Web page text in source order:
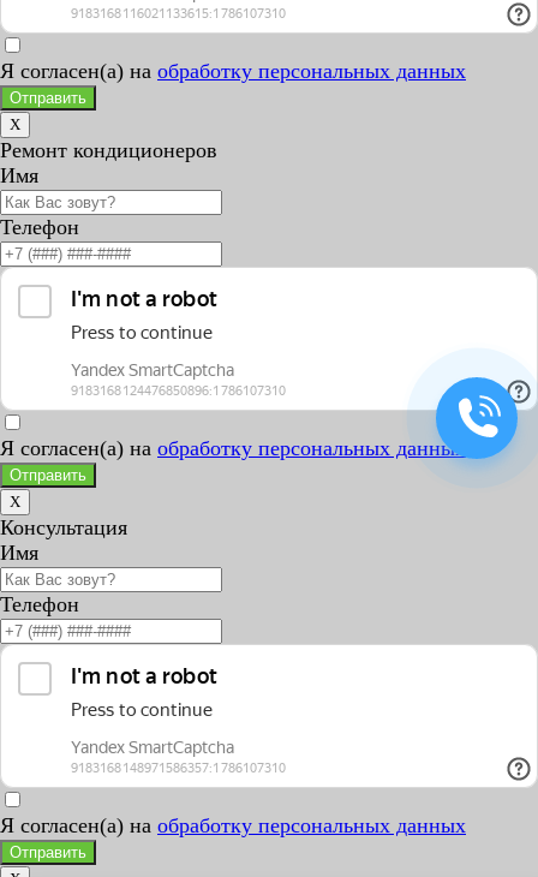
Я согласен(а) на обработку персональных данных
Отправить
X
Ремонт кондиционеров
Имя
Телефон
Я согласен(а) на обработку персональных данных
Отправить
X
Консультация
Имя
Телефон
Я согласен(а) на обработку персональных данных
Отправить